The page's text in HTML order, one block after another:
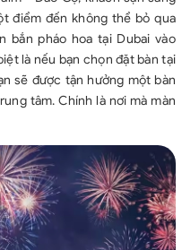
điểm đến không thể bỏ qua
bắn pháo hoa tại Dubai vào
là nếu bạn chọn đặt bàn tại
sẽ được tận hưởng một bàn
tâm. Chính là nơi mà màn